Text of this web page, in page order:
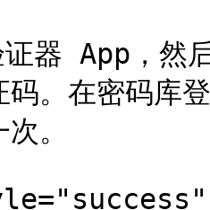
证器 App，
。在密码库
。